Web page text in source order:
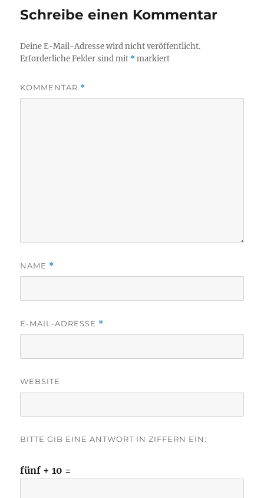
Schreibe einen Kommentar
Deine E-Mail-Adresse wird nicht veröffentlicht.
Erforderliche Felder sind mit *markiert
KOMMENTAR *
NAME *
E-MAIL-ADRESSE *
WEBSITE
BITTE GIB EINE ANTWORT IN ZIFFERN EIN:
fünf + 10 =